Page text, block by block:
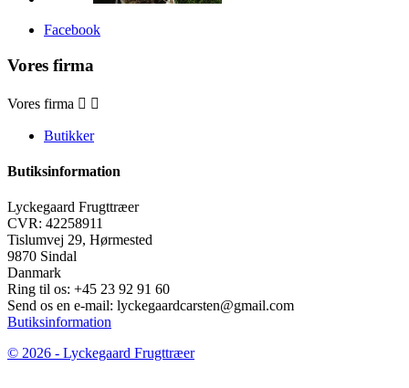
Facebook
Vores firma
Vores firma  
Butikker
Butiksinformation
Lyckegaard Frugttræer
CVR: 42258911
Tislumvej 29, Hørmested
9870 Sindal
Danmark
Ring til os: +45 23 92 91 60
Send os en e-mail: lyckegaardcarsten@gmail.com
Butiksinformation
© 2026 - Lyckegaard Frugttræer